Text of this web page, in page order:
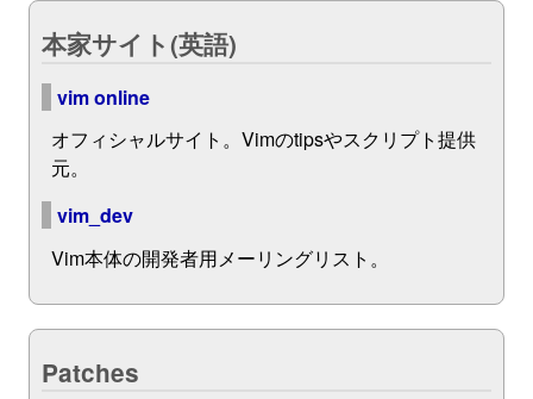
本家サイト(英語)
vim online
オフィシャルサイト。Vimのtipsやスクリプト提供
元。
vim_dev
Vim本体の開発者用メーリングリスト。
Patches